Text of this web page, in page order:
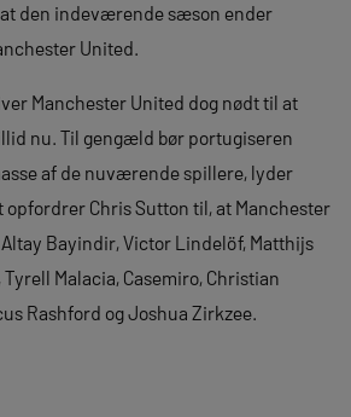
den indeværende sæson ender
United.
Manchester United dog nødt til at
nu. Til gengæld bør portugiseren
af de nuværende spillere, lyder
Chris Sutton til, at Manchester
Bayindir, Victor Lindelöf, Matthijs
Malacia, Casemiro, Christian
Rashford og Joshua Zirkzee.